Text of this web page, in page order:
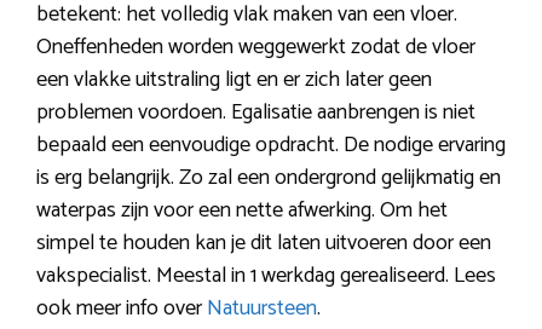
betekent: het volledig vlak maken van een vloer.
Oneffenheden worden weggewerkt zodat de vloer
een vlakke uitstraling ligt en er zich later geen
problemen voordoen. Egalisatie aanbrengen is niet
bepaald een eenvoudige opdracht. De nodige ervaring
is erg belangrijk. Zo zal een ondergrond gelijkmatig en
waterpas zijn voor een nette afwerking. Om het
simpel te houden kan je dit laten uitvoeren door een
vakspecialist. Meestal in 1 werkdag gerealiseerd. Lees
ook meer info overNatuursteen.